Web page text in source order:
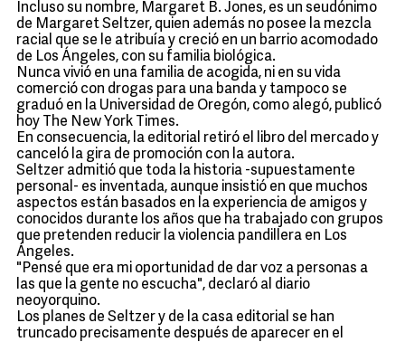
Incluso su nombre, Margaret B. Jones, es un seudónimo
de Margaret Seltzer, quien además no posee la mezcla
racial que se le atribuía y creció en un barrio acomodado
de Los Ángeles, con su familia biológica.
Nunca vivió en una familia de acogida, ni en su vida
comerció con drogas para una banda y tampoco se
graduó en la Universidad de Oregón, como alegó, publicó
hoy The New York Times.
En consecuencia, la editorial retiró el libro del mercado y
canceló la gira de promoción con la autora.
Seltzer admitió que toda la historia -supuestamente
personal- es inventada, aunque insistió en que muchos
aspectos están basados en la experiencia de amigos y
conocidos durante los años que ha trabajado con grupos
que pretenden reducir la violencia pandillera en Los
Ángeles.
"Pensé que era mi oportunidad de dar voz a personas a
las que la gente no escucha", declaró al diario
neoyorquino.
Los planes de Seltzer y de la casa editorial se han
truncado precisamente después de aparecer en el